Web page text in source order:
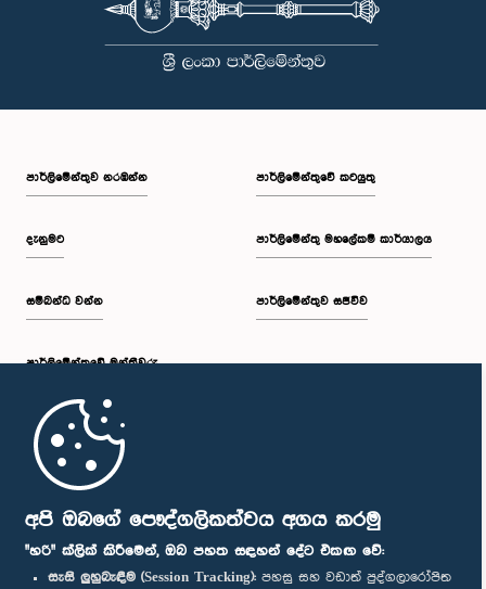
අපි ඔබගේ පෞද්ගලිකත්වය අගය කරමු
"හරි" ක්ලික් කිරීමෙන්, ඔබ පහත සඳහන් දේට එකඟ වේ:
සැසි ලුහුබැඳීම (Session Tracking): පහසු සහ වඩාත් පුද්ගලාරෝපිත
පාර්ලි‌මේන්තුව නරඹන්න
දැනුමට
සම්බන්ධ වන්න
පාර්ලි‌මේන්තුවේ මන්ත්‍රීවරු
මුල් පිටුව
පාර්ලිමේන්තුවේ කටයුතු
පාර්ලිමේන්තු මහලේකම් කාර්යාලය
පාර්ලිමේන්තුව සජීවීව
පාර්ලිමේන්තු ජංගම යෙදුම